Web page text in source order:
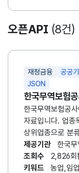
오픈API (8건)
재정금융
공공
JSON
한국무역보험
한국무역보험공사
자료입니다. 업종
상위업종으로 분
구성됩니다.
제공기관 한국
조회수
2,826회
키워드
농업,임